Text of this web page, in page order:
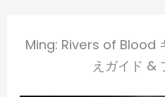
Ming: Rivers of Blood
えガイド &